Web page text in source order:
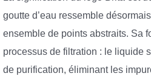
goutte d’eau ressemble
ensemble de points abstraits. Sa
processus de filtration : le liquide
de purification, éliminant les